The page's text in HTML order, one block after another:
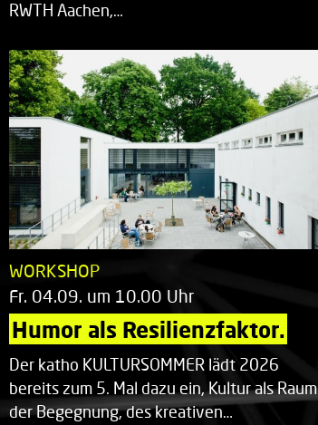
RWTH Aachen,…
WORKSHOP
Fr. 04.09. um 10.00 Uhr
Humor als Resilienzfaktor.
Der katho KULTURSOMMER lädt 2026
bereits zum 5. Mal dazu ein, Kultur als Raum
der Begegnung, des kreativen…